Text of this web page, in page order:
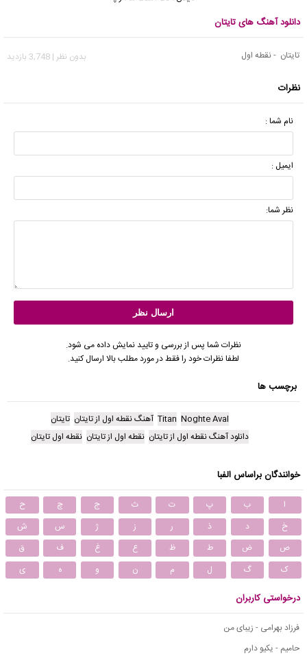
دانلود آهنگ های تایتان
تایتان - نقطه اول بدون نظر | 3,748 بازدید
نظرات
نام شما :
ایمیل :
نظر شما:
نظرات شما پس از بررسی و تایید نمایش داده می شود.
لطفا نظرات خود را فقط در مورد مطلب بالا ارسال کنید.
برچسب ها
Noghte Aval
Titan آهنگ نقطه اول از تایتان تایتان
دانلود آهنگ نقطه اول از تایتان نقطه اول از تایتان نقطه اول تایتان
خوانندگان براساس الفبا
ا ب پ ت ث ج چ
ح
خ
د ذ ر ز ژ س
ش
ص
ض ط ظ ع غ ف
ق
ک
گ ل م ن و ه ی
درخواستی کاربران
فرزاد بهرامی - زیبای من
حامیم - یکیو دارم